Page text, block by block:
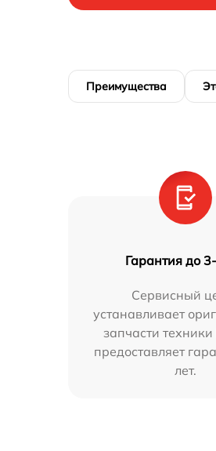
Преимущества
Гарантия до
Сервисный
устанавливает
запчасти
предоставляет
лет.